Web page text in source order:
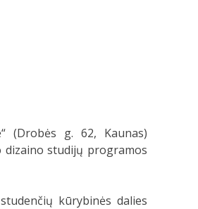
(Drobės g. 62, Kaunas)
studijų programos
kūrybinės dalies